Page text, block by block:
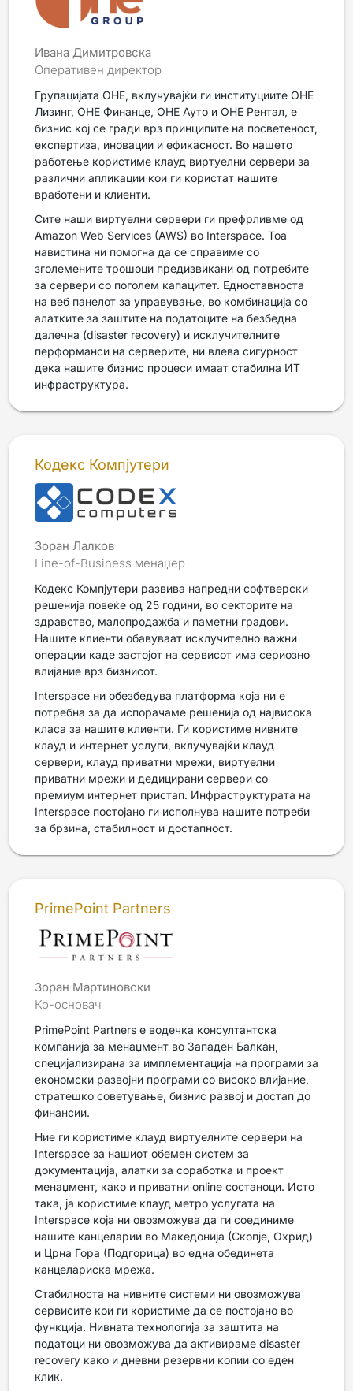
Ивана Димитровска
Оперативен директор
Групацијата ОНЕ, вклучувајќи ги институциите ОНЕ
Лизинг, ОНЕ Финанце, ОНЕ Ауто и ОНЕ Рентал, е
бизнис кој се гради врз принципите на посветеност,
експертиза, иновации и ефикасност. Во нашето
работење користиме клауд виртуелни сервери за
различни апликации кои ги користат нашите
вработени и клиенти.
Сите наши виртуелни сервери ги префрливме од
Amazon Web Services (AWS) во Interspace. Тоа
навистина ни помогна да се справиме со
зголемените трошоци предизвикани од потребите
за сервери со поголем капацитет. Едноставноста
на веб панелот за управување, во комбинација со
алатките за заштите на податоците на безбедна
далечна (disaster recovery) и исклучителните
перформанси на серверите, ни влева сигурност
дека нашите бизнис процеси имаат стабилна ИТ
инфраструктура.
Кодекс Компјутери
Зоран Лалков
Line-of-Business менаџер
Кодекс Компјутери развива напредни софтверски
решенија повеќе од 25 години, во секторите на
здравство, малопродажба и паметни градови.
Нашите клиенти обавуваат исклучително важни
операции каде застојот на сервисот има сериозно
влијание врз бизнисот.
Interspace ни обезбедува платформа која ни е
потребна за да испорачаме решенија од највисока
класа за нашите клиенти. Ги користиме нивните
клауд и интернет услуги, вклучувајќи клауд
сервери, клауд приватни мрежи, виртуелни
приватни мрежи и дедицирани сервери со
премиум интернет пристап. Инфраструктурата на
Interspace постојано ги исполнува нашите потреби
за брзина, стабилност и достапност.
PrimePoint Partners
Зоран Мартиновски
Ко-основач
PrimePoint Partners е водечка консултантска
компанија за менаџмент во Западен Балкан,
специјализирана за имплементација на програми за
економски развојни програми со високо влијание,
стратешко советување, бизнис развој и достап до
финансии.
Ние ги користиме клауд виртуелните сервери на
Interspace за нашиот обемен систем за
документација, алатки за соработка и проект
менаџмент, како и приватни online состаноци. Исто
така, ја користиме клауд метро услугата на
Interspace која ни овозможува да ги соединиме
нашите канцеларии во Македонија (Скопје, Охрид)
и Црна Гора (Подгорица) во една обединета
канцелариска мрежа.
Стабилноста на нивните системи ни овозможува
сервисите кои ги користиме да се постојано во
функција. Нивната технологија за заштита на
податоци ни овозможува да активираме disaster
recovery како и дневни резервни копии со еден
клик.